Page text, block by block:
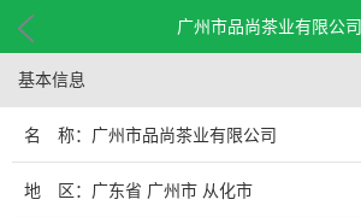
广州市品尚茶业有限公司
基本信息
名 称：广州市品尚茶业有限公司
地 区：广东省 广州市 从化市